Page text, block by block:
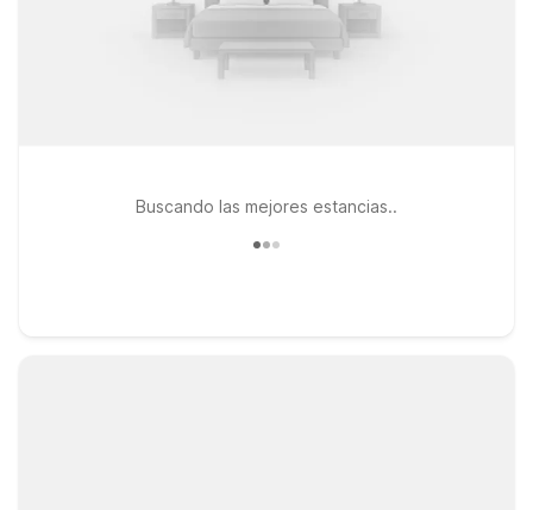
Buscando las mejores estancias..